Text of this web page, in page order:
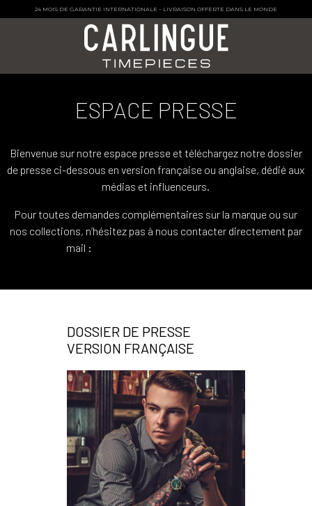
24 MOIS DE GARANTIE INTERNATIONALE – LIVRAISON OFFERTE DANS LE MONDE
ESPACE PRESSE
Bienvenue sur notre espace presse et téléchargez notre dossier
de presse ci-dessous en version française ou anglaise, dédié aux
médias et influenceurs.
Pour toutes demandes complémentaires sur la marque ou sur
nos collections, n’hésitez pas à nous contacter directement par
mail :
DOSSIER DE PRESSE
VERSION FRANÇAISE